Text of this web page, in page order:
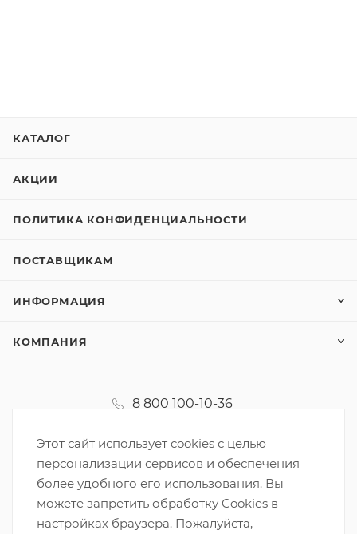
КАТАЛОГ
АКЦИИ
ПОЛИТИКА КОНФИДЕНЦИАЛЬНОСТИ
ПОСТАВЩИКАМ
ИНФОРМАЦИЯ
КОМПАНИЯ
8 800 100-10-36
Этот сайт использует cookies с целью
персонализации сервисов и обеспечения
более удобного его использования. Вы
можете запретить обработку Cookies в
настройках браузера. Пожалуйста,